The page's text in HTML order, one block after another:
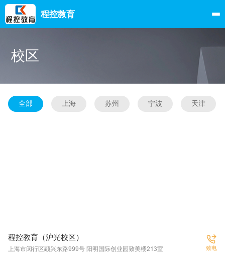
程控教育
校区
全部 上海 苏州 宁波 天津
程控教育（沪光校区）
上海市闵行区颛兴东路999号 阳明国际创业园致美楼213室 致电